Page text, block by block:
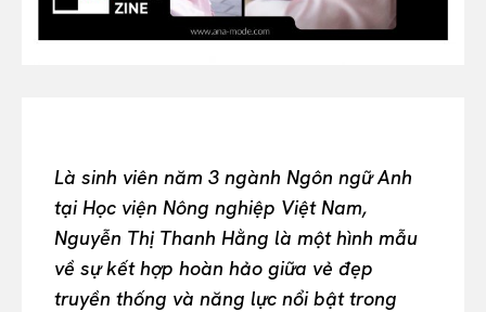
INTELLIGENCE
ENTERTAINMENT
THE TASTE
LUXE MOTION
VIỆT NAM
SPORT
Là sinh viên năm 3 ngành Ngôn ngữ Anh
tại Học viện Nông nghiệp Việt Nam,
Nguyễn Thị Thanh Hằng là một hình mẫu
về sự kết hợp hoàn hảo giữa vẻ đẹp
truyền thống và năng lực nổi bật trong